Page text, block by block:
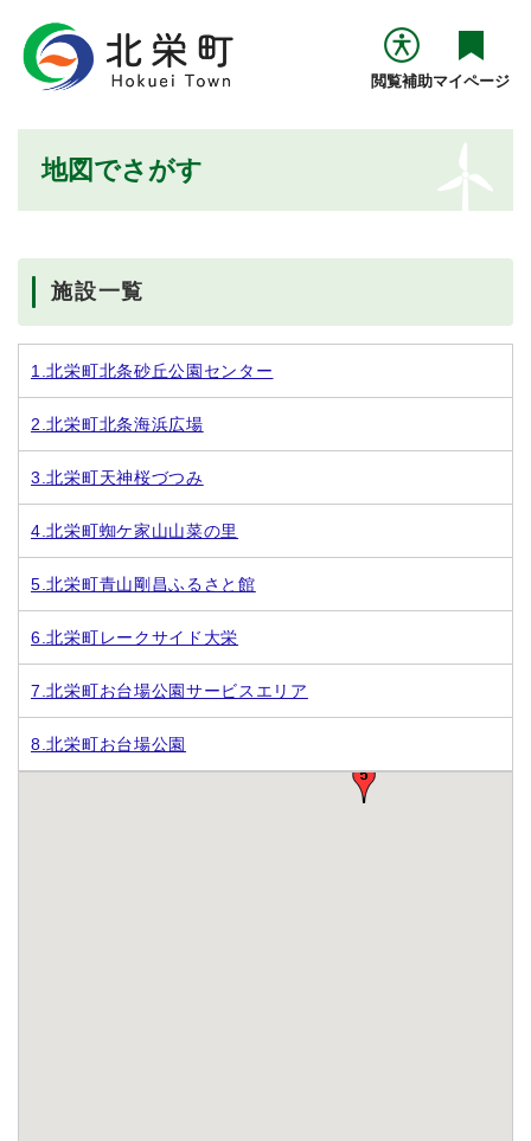
閲覧補助マイページ
地図でさがす
施設一覧
1.北栄町北条砂丘公園センター
2.北栄町北条海浜広場
3.北栄町天神桜づつみ
4.北栄町蜘ケ家山山菜の里
5.北栄町青山剛昌ふるさと館
6.北栄町レークサイド大栄
7.北栄町お台場公園サービスエリア
8.北栄町お台場公園